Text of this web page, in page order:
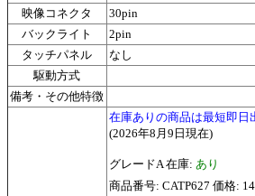
映像コネクタ
30pin
バックライト
2pin
タッチパネル
なし
駆動方式
備考・その他特徴
在庫ありの商品は最短即日
(2026年8月9日現在)
グレードA 在庫: あり
商品番号: CATP627 価格: